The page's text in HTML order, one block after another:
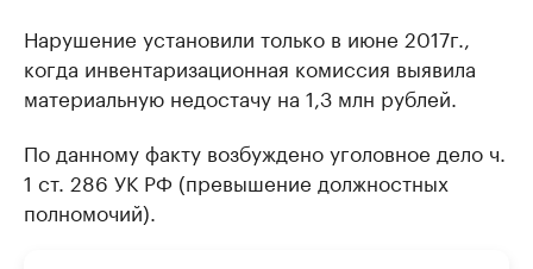
Нарушение установили только в июне 2017г.,
когда инвентаризационная комиссия выявила
материальную недостачу на 1,3 млн рублей.
По данному факту возбуждено уголовное дело ч.
1 ст. 286 УК РФ (превышение должностных
полномочий).